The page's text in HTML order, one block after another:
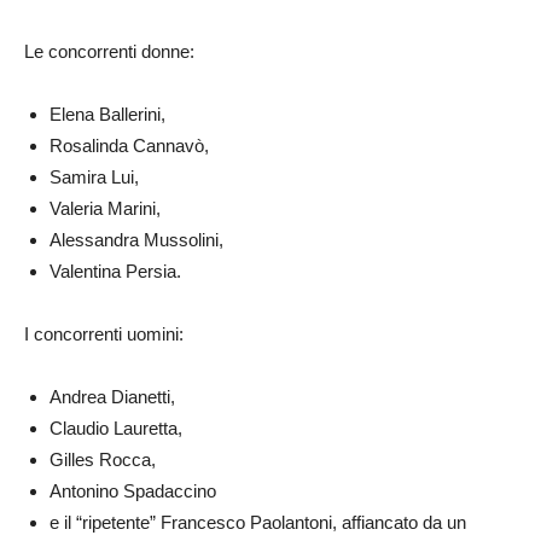
Le concorrenti donne:
Elena Ballerini,
Rosalinda Cannavò,
Samira Lui,
Valeria Marini,
Alessandra Mussolini,
Valentina Persia.
I concorrenti uomini:
Andrea Dianetti,
Claudio Lauretta,
Gilles Rocca,
Antonino Spadaccino
e il “ripetente” Francesco Paolantoni, affiancato da un